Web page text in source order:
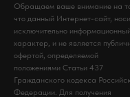
Обращаем ваше внимание на
что данный Интернет-сайт,
исключительно информационный
характер, и не является
офертой, определяемой
положениями Статьи 437
Гражданского кодекса
Федерации. Для получения